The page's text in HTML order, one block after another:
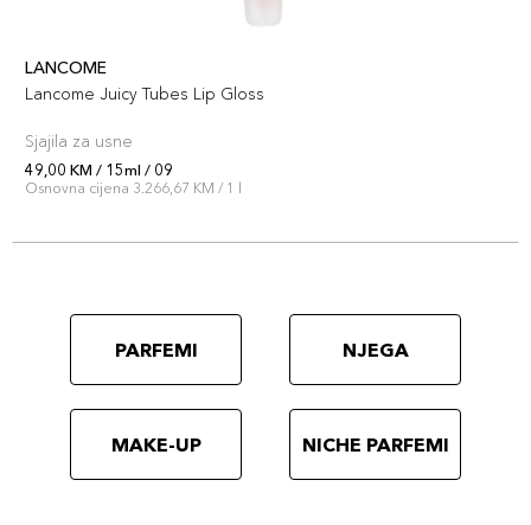
LANCOME
Lancome Juicy Tubes Lip Gloss
Sjajila za usne
49,00 KM / 15ml / 09
Osnovna cijena 3.266,67 KM / 1 l
PARFEMI NJEGA
MAKE-UP NICHE PARFEMI